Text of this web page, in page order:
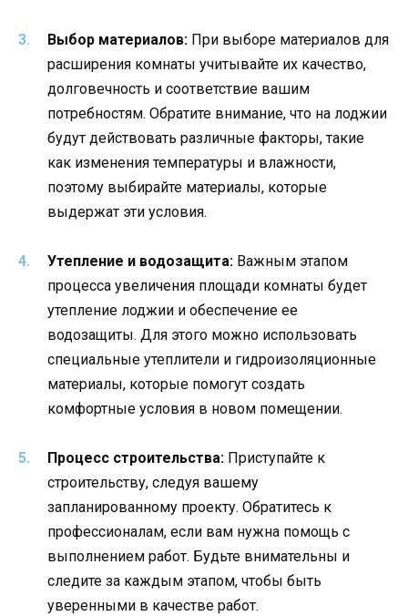
Выбор материалов: При выборе материалов для
расширения комнаты учитывайте их качество,
долговечность и соответствие вашим
потребностям. Обратите внимание, что на лоджии
будут действовать различные факторы, такие
как изменения температуры и влажности,
поэтому выбирайте материалы, которые
выдержат эти условия.
Утепление и водозащита: Важным этапом
процесса увеличения площади комнаты будет
утепление лоджии и обеспечение ее
водозащиты. Для этого можно использовать
специальные утеплители и гидроизоляционные
материалы, которые помогут создать
комфортные условия в новом помещении.
Процесс строительства: Приступайте к
строительству, следуя вашему
запланированному проекту. Обратитесь к
профессионалам, если вам нужна помощь с
выполнением работ. Будьте внимательны и
следите за каждым этапом, чтобы быть
уверенными в качестве работ.